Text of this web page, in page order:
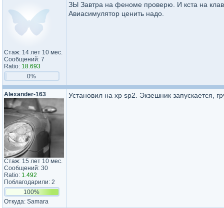
Стаж: 14 лет 10 мес.
Сообщений: 7
Ratio: 18.693
0%
ЗЫ Завтра на феноме проверю. И кста на
Авиасимулятор ценить надо.
Alexander-163
Стаж: 15 лет 10 мес.
Сообщений: 30
Ratio: 1.492
Поблагодарили: 2
100%
Откуда: Samara
Установил на xp sp2. Экзешник запускается,